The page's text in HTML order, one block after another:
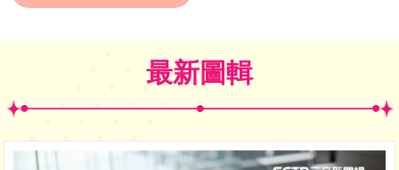
最新圖輯